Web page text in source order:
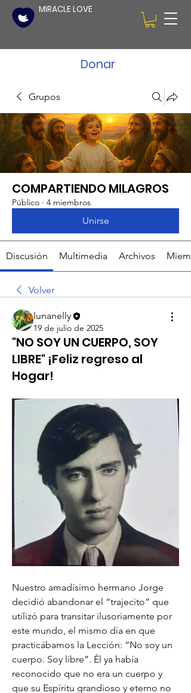
MIRACLE LOVE
Donar
Grupos
COMPARTIENDO MILAGROS
Público · 4 miembros
Unirse
Discusión Multimedia Archivos
Volver
lunanelly
19 de julio de 2025
"NO SOY UN CUERPO, SOY
LIBRE" ¡Feliz regreso al
Hogar!
Nuestro amadísimo hermano Jorge
decidió abandonar el “trajecito” que
utilizó para transitar ilusoriamente por
este mundo, el mismo día en que
practicábamos la Lección: “No soy un
cuerpo. Soy libre”. Él ya había
reconocido que no era un cuerpo y
que su Espíritu grandioso y eterno no